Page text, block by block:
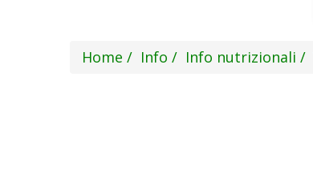
Home Info Info nutrizionali